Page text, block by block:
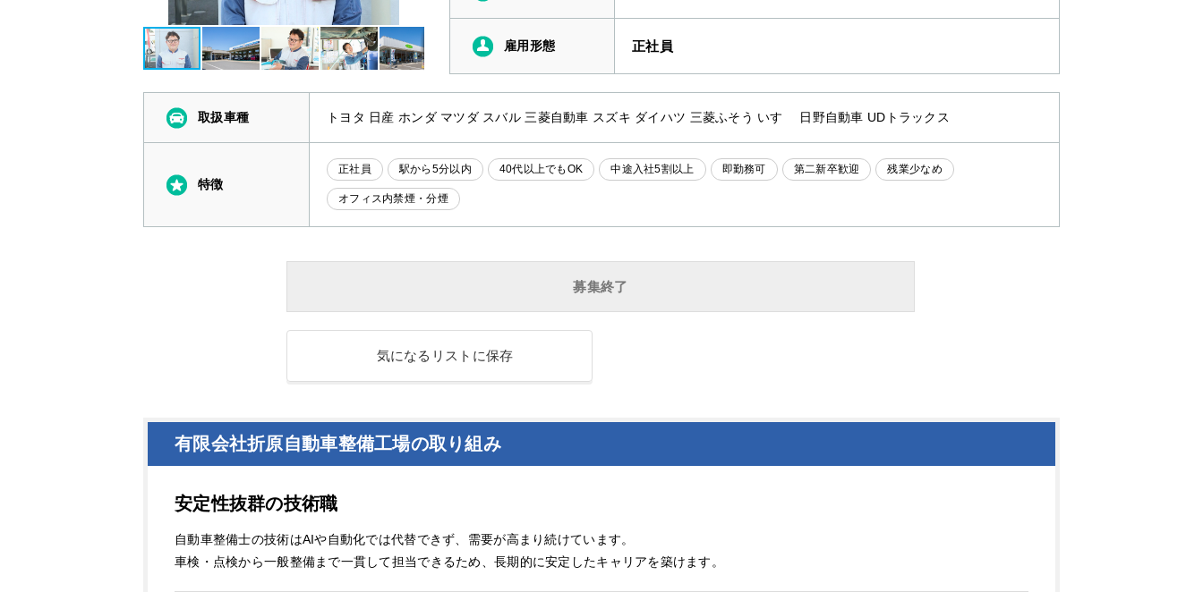
雇用形態 正社員
取扱車種 トヨタ 日産 ホンダ マツダ スバル 三菱自動車 スズキ ダイハツ 三菱ふそう いすゞ 日野自動車 UDトラックス
特徴
正社員 駅から5分以内 40代以上でもOK 中途入社5割以上 即勤務可 第二新卒歓迎 残業少なめ
オフィス内禁煙・分煙
募集終了
気になるリストに保存
有限会社折原自動車整備工場の取り組み
安定性抜群の技術職
自動車整備士の技術はAIや自動化では代替できず、需要が高まり続けています。
車検・点検から一般整備まで一貫して担当できるため、長期的に安定したキャリアを築けます。